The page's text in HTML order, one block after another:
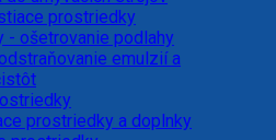
prostriedky
- ošetrovanie podlahy
emulzií a
prostriedky a doplnky